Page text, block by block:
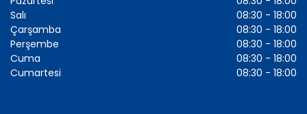
Salı
08:30 - 18:00
Çarşamba
08:30 - 18:00
Perşembe
08:30 - 18:00
Cuma
08:30 - 18:00
Cumartesi
08:30 - 18:00